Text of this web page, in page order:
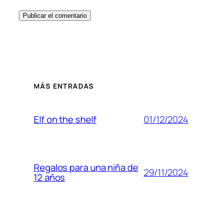
MÁS ENTRADAS
Elf on the shelf 01/12/2024
Regalos para una niña de
12 años 29/11/2024